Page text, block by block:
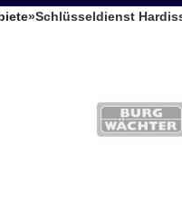
»Schlüsseldienst